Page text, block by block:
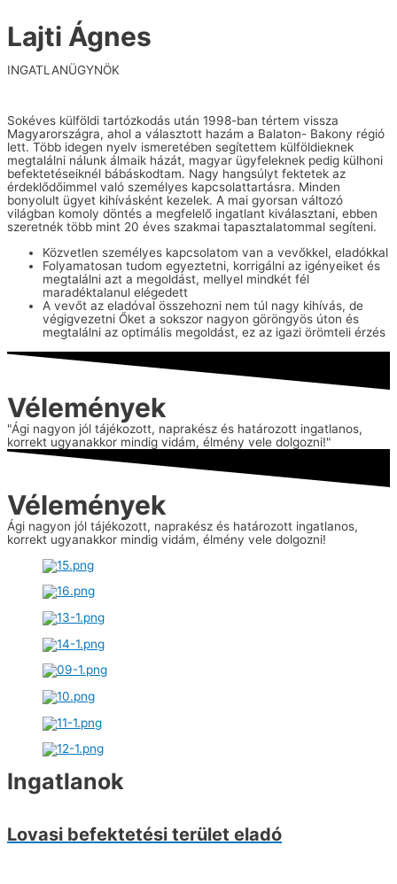
Lajti Ágnes
INGATLANÜGYNÖK
Sokéves külföldi tartózkodás után 1998-ban tértem vissza
Magyarországra, ahol a választott hazám a Balaton- Bakony régió
lett. Több idegen nyelv ismeretében segítettem külföldieknek
megtalálni nálunk álmaik házát, magyar ügyfeleknek pedig külhoni
befektetéseiknél bábáskodtam. Nagy hangsúlyt fektetek az
érdeklődőimmel való személyes kapcsolattartásra. Minden
bonyolult ügyet kihívásként kezelek. A mai gyorsan változó
világban komoly döntés a megfelelő ingatlant kiválasztani, ebben
szeretnék több mint 20 éves szakmai tapasztalatommal segíteni.
Közvetlen személyes kapcsolatom van a vevőkkel, eladókkal
Folyamatosan tudom egyeztetni, korrigálni az igényeiket és
megtalálni azt a megoldást, mellyel mindkét fél
maradéktalanul elégedett
A vevőt az eladóval összehozni nem túl nagy kihívás, de
végigvezetni Őket a sokszor nagyon göröngyös úton és
megtalálni az optimális megoldást, ez az igazi örömteli érzés
Vélemények
"Ági nagyon jól tájékozott, naprakész és határozott ingatlanos,
korrekt ugyanakkor mindig vidám, élmény vele dolgozni!"
Vélemények
Ági nagyon jól tájékozott, naprakész és határozott ingatlanos,
korrekt ugyanakkor mindig vidám, élmény vele dolgozni!
Ingatlanok
Lovasi befektetési terület eladó